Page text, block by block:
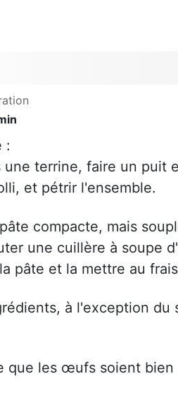
:
une terrine, faire un puit
et pétrir l'ensemble.
compacte, mais
une cuillère à soupe
pâte et la mettre au
à l'exception du
que les œufs soient